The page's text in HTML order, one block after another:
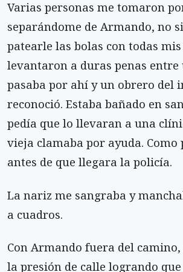
Varias personas me tomaron
separándome de Armando, no
patearle las bolas con todas mis
levantaron a duras penas entre
pasaba por ahí y un obrero del
reconoció. Estaba bañado en
pedía que lo llevaran a una
vieja clamaba por ayuda. Como
antes de que llegara la policía.
La nariz me sangraba y
a cuadros.
Con Armando fuera del
la presión de calle logrando